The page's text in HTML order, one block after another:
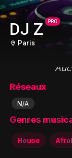
DJ Z PRO
Paris
Réseaux
N/A
Genres
House